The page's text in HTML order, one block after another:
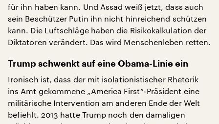
für ihn haben kann. Und Assad weiß jetzt, dass auch
sein Beschützer Putin ihn nicht hinreichend schützen
kann. Die Luftschläge haben die Risikokalkulation der
Diktatoren verändert. Das wird Menschenleben retten.
Trump schwenkt auf eine Obama-Linie ein
Ironisch ist, dass der mit isolationistischer Rhetorik
ins Amt gekommene „America First“-Präsident eine
militärische Intervention am anderen Ende der Welt
befiehlt. 2013 hatte Trump noch den damaligen